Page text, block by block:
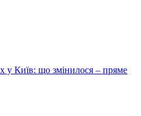
у Київ: що змінилося – пряме